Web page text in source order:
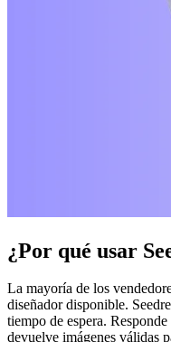
¿Por qué usar
La mayoría de los
diseñador disponible.
tiempo de espera.
devuelve imágenes válidas